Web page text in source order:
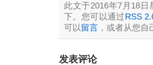
此文于2016年7月18日
下。您可以通过RSS
可以留言 ，或者从您自
发表评论